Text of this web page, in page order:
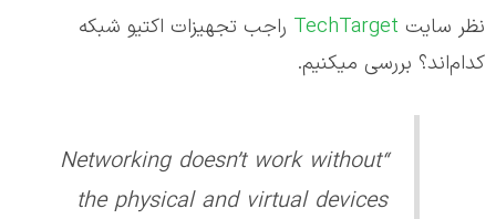
نظر سایت TechTarget راجب تجهیزات اکتیو شبکه
کدام‌اند؟ بررسی میکنیم.
“Networking doesn’t work without
the physical and virtual devices